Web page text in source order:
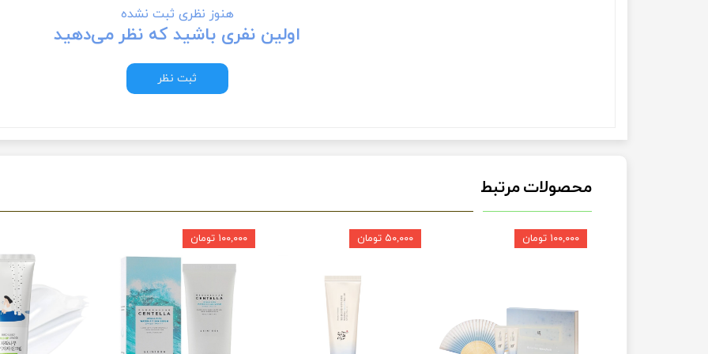
هنوز نظری ثبت نشده
اولین نفری باشید که نظر می‌دهید
ثبت نظر
محصولات مرتبط
۱۰۰,۰۰۰ تومان ۵۰,۰۰۰ تومان ۱۰۰,۰۰۰ تومان